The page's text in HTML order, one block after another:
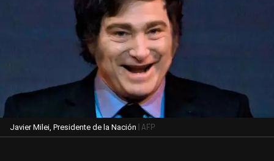
Javier Milei, Presidente de la Nación | AFP